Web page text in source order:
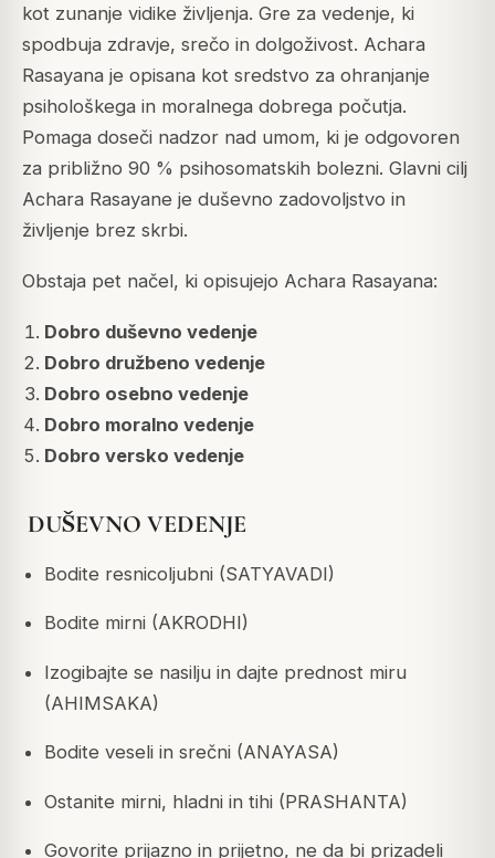
kot zunanje vidike življenja. Gre za vedenje, ki
spodbuja zdravje, srečo in dolgoživost. Achara
Rasayana je opisana kot sredstvo za ohranjanje
psihološkega in moralnega dobrega počutja.
Pomaga doseči nadzor nad umom, ki je odgovoren
za približno 90 % psihosomatskih bolezni. Glavni cilj
Achara Rasayane je duševno zadovoljstvo in
življenje brez skrbi.
Obstaja pet načel, ki opisujejo Achara Rasayana:
Dobro duševno vedenje
Dobro družbeno vedenje
Dobro osebno vedenje
Dobro moralno vedenje
Dobro versko vedenje
DUŠEVNO VEDENJE
Bodite resnicoljubni (SATYAVADI)
Bodite mirni (AKRODHI)
Izogibajte se nasilju in dajte prednost miru
(AHIMSAKA)
Bodite veseli in srečni (ANAYASA)
Ostanite mirni, hladni in tihi (PRASHANTA)
Govorite prijazno in prijetno, ne da bi prizadeli